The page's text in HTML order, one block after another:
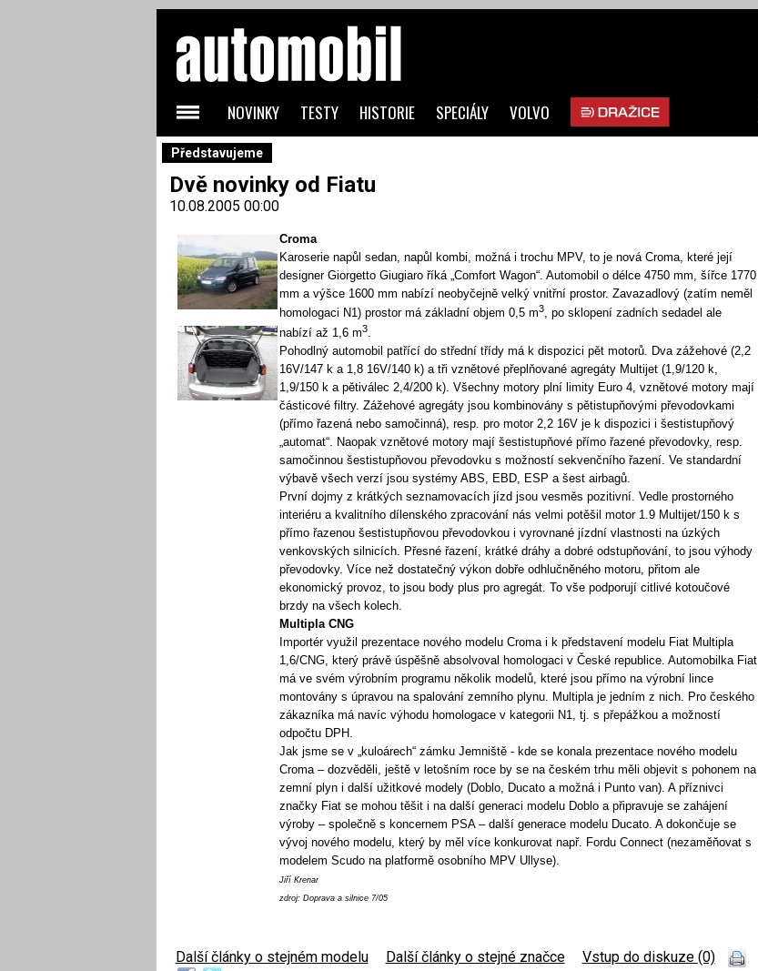
Představujeme
Dvě novinky od Fiatu
10.08.2005 00:00
Croma
Karoserie napůl sedan, napůl kombi, možná i trochu MPV, to je nová Croma, které její
designer Giorgetto Giugiaro říká „Comfort Wagon“. Automobil o délce 4750 mm, šířce 1770
mm a výšce 1600 mm nabízí neobyčejně velký vnitřní prostor. Zavazadlový (zatím neměl
homologaci N1) prostor má základní objem 0,5 m3, po sklopení zadních sedadel ale
nabízí až 1,6 m3.
Pohodlný automobil patřící do střední třídy má k dispozici pět motorů. Dva zážehové (2,2
16V/147 k a 1,8 16V/140 k) a tři vznětové přeplňované agregáty Multijet (1,9/120 k,
1,9/150 k a pětiválec 2,4/200 k). Všechny motory plní limity Euro 4, vznětové motory mají
částicové filtry. Zážehové agregáty jsou kombinovány s pětistupňovými převodovkami
(přímo řazená nebo samočinná), resp. pro motor 2,2 16V je k dispozici i šestistupňový
„automat“. Naopak vznětové motory mají šestistupňové přímo řazené převodovky, resp.
samočinnou šestistupňovou převodovku s možností sekvenčního řazení. Ve standardní
výbavě všech verzí jsou systémy ABS, EBD, ESP a šest airbagů.
První dojmy z krátkých seznamovacích jízd jsou vesměs pozitivní. Vedle prostorného
interiéru a kvalitního dílenského zpracování nás velmi potěšil motor 1.9 Multijet/150 k s
přímo řazenou šestistupňovou převodovkou i vyrovnané jízdní vlastnosti na úzkých
venkovských silnicích. Přesné řazení, krátké dráhy a dobré odstupňování, to jsou výhody
převodovky. Více než dostatečný výkon dobře odhlučněného motoru, přitom ale
ekonomický provoz, to jsou body plus pro agregát. To vše podporují citlivé kotoučové
brzdy na všech kolech.
Multipla CNG
Importér využil prezentace nového modelu Croma i k představení modelu Fiat Multipla
1,6/CNG, který právě úspěšně absolvoval homologaci v České republice. Automobilka Fiat
má ve svém výrobním programu několik modelů, které jsou přímo na výrobní lince
montovány s úpravou na spalování zemního plynu. Multipla je jedním z nich. Pro českého
zákazníka má navíc výhodu homologace v kategorii N1, tj. s přepážkou a možností
odpočtu DPH.
Jak jsme se v „kuloárech“ zámku Jemniště - kde se konala prezentace nového modelu
Croma – dozvěděli, ještě v letošním roce by se na českém trhu měli objevit s pohonem na
zemní plyn i další užitkové modely (Doblo, Ducato a možná i Punto van). A příznivci
značky Fiat se mohou těšit i na další generaci modelu Doblo a připravuje se zahájení
výroby – společně s koncernem PSA – další generace modelu Ducato. A dokončuje se
vývoj nového modelu, který by měl více konkurovat např. Fordu Connect (nezaměňovat s
modelem Scudo na platformě osobního MPV Ullyse).
Jiří Krenar
zdroj: Doprava a silnice 7/05
Další články o stejném modelu Další články o stejné značce Vstup do diskuze (0)
NOVINKY TESTY HISTORIE SPECIÁLY VOLVO